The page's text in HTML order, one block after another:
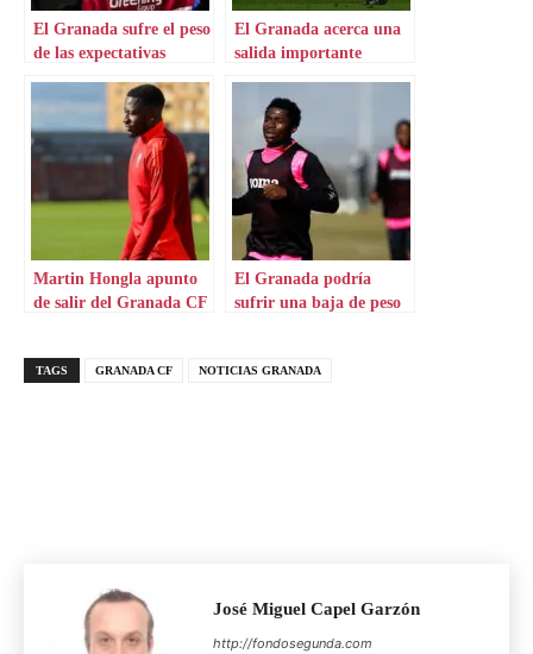
El Granada sufre el peso
de las expectativas
El Granada acerca una
salida importante
Martin Hongla apunto
de salir del Granada CF
El Granada podría
sufrir una baja de peso
TAGS GRANADA CF NOTICIAS GRANADA
José Miguel Capel Garzón
http://fondosegunda.com